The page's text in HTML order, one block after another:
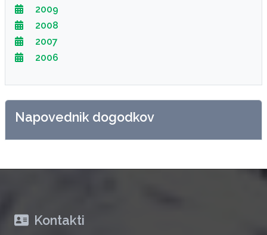
2009
2008
2007
2006
Napovednik dogodkov
Kontakti